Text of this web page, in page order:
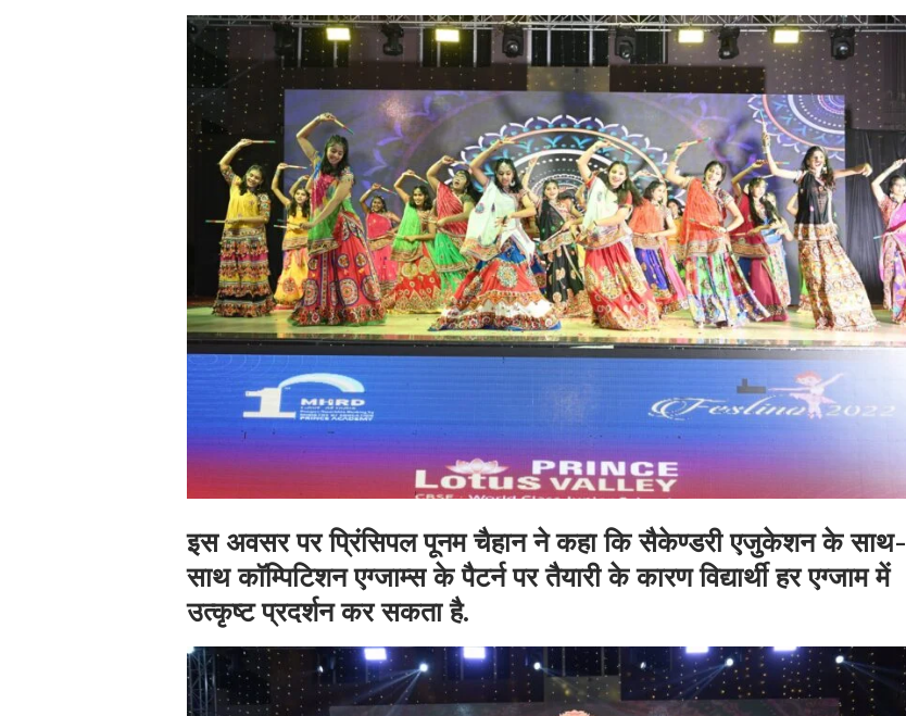
इस अवसर पर प्रिंसिपल पूनम चैहान ने कहा कि सैकेण्डरी एजुकेशन के साथ-
साथ काॅम्पिटिशन एग्जाम्स के पैटर्न पर तैयारी के कारण विद्यार्थी हर एग्जाम में
उत्कृष्ट प्रदर्शन कर सकता है.